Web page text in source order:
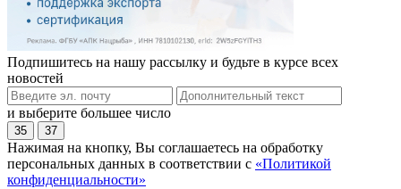
Подпишитесь на нашу рассылку и будьте в курсе всех
новостей
и выберите большее число
35 37
Нажимая на кнопку, Вы соглашаетесь на обработку
персональных данных в соответствии с «Политикой
конфиденциальности»